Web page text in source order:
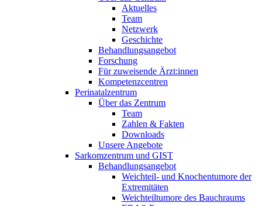
Aktuelles
Team
Netzwerk
Geschichte
Behandlungsangebot
Forschung
Für zuweisende Ärzt:innen
Kompetenzcentren
Perinatalzentrum
Über das Zentrum
Team
Zahlen & Fakten
Downloads
Unsere Angebote
Sarkomzentrum und GIST
Behandlungsangebot
Weichteil- und Knochentumore der
Extremitäten
Weichteiltumore des Bauchraums